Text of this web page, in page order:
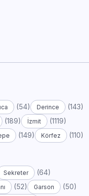
(54) Derince (143)
(189) İzmit (1119)
(149) Körfez (110)
Sekreter (64)
(52) Garson (50)